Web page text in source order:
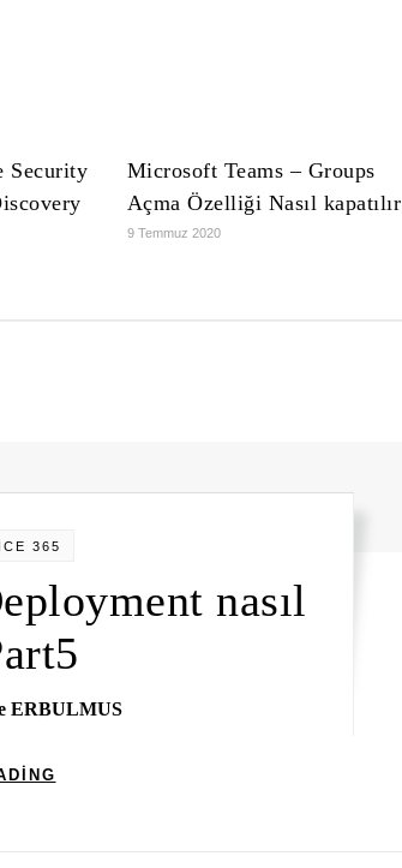
Security
Microsoft Teams – Groups
Açma Özelliği Nasıl kapatılır
9 Temmuz 2020
365
nasıl
ERBULMUS